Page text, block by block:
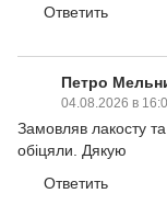
Ответить
Петро
04.08.2026 в
Замовляв лакосту
обіцяли. Дякую
Ответить